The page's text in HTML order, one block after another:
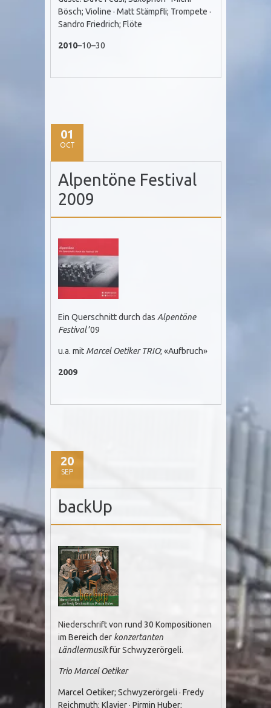
Bösch; Violine · Matt Stämpfli; Trompete ·
Sandro Friedrich; Flöte
2010–10–30
01
OCT
Alpentöne Festival
2009
Ein Querschnitt durch das Alpentöne
Festival’09
u.a. mit Marcel Oetiker TRIO; «Aufbruch»
2009
20
SEP
backUp
Niederschrift von rund 30 Kompositionen
im Bereich der konzertanten
Ländlermusikfür Schwyzerörgeli.
Trio Marcel Oetiker
Marcel Oetiker; Schwyzerörgeli · Fredy
Reichmuth; Klavier · Pirmin Huber;